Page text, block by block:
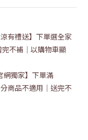
有禮送】下單選全家
不補｜以購物車顯
獨家】下單滿
商品不適用｜送完不